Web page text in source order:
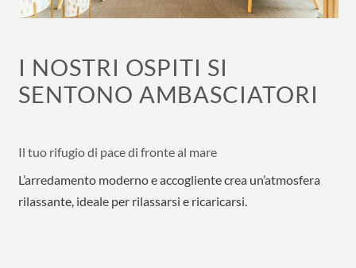
I NOSTRI OSPITI SI
SENTONO AMBASCIATORI
Il tuo rifugio di pace di fronte al mare
L’arredamento moderno e accogliente crea un’atmosfera
rilassante, ideale per rilassarsi e ricaricarsi.